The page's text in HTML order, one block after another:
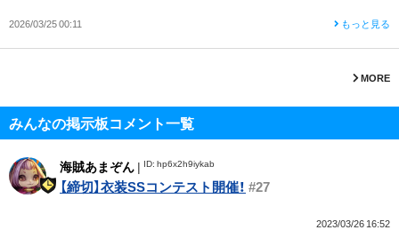
2026/03/25 00:11 もっと見る
MORE
みんなの掲示板コメント一覧
海賊あまぞん | ID: hp6x2h9iykab
【締切】衣装SSコンテスト開催！ #27
2023/03/26 16:52